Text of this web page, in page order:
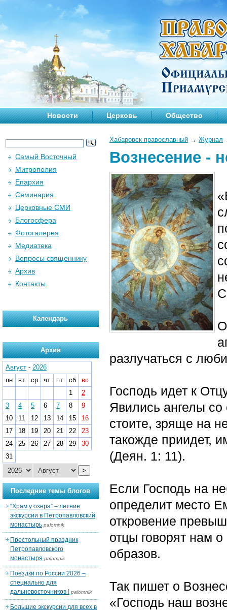
Новости Церковь Общество
Хабаровск православный → Журнал
Вознесение -
разлучаться с
Господь идет к
Явились ангелы
стоите, зряще на
такожде приидет,
(Деян. 1: 11).
Если Господь на
определит место
откровение
отцы говорят нам
образов.
Так пишет о
«Господь наш
Самый Восточный
Митрополия
Епархия
Семинария
Церковные СМИ
Блогосфера
Фотогалерея
Медиатека
Вопросы священнику
Архив
Контакты
Календарь
Архив
Август - 2026
пн
вт ср чт пт сб
вс
1
2
3
4 5 6 7 8
9
10
11 12 13 14 15
16
17
18 19 20 21 22
23
24
25 26 27 28 29
30
31
>
Последние темы блогов
“Храм у озера” – летние
экскурсии в Петропавловский
монастырь palomnik
Престольный праздник
Петропавловского
монастыря palomnik
Поездки по России 2026 –
специально для
дальневосточников ! palomnik
Большие экскурсии для всех в